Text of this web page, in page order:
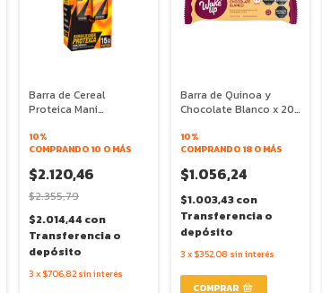
Barra de Cereal
Proteica Mani
lntegral
10%
COMPRANDO 10 O MÁS
$2.120,46
$2.355,79
$2.014,44 con
Transferencia o
depósito
3 x $706,82 sin interés
Barra de Quinoa y
Chocolate Blanco x 20g
10%
COMPRANDO 18 O MÁS
$1.056,24
$1.003,43con
Transferencia o
depósito
3 x $352,08 sin interés